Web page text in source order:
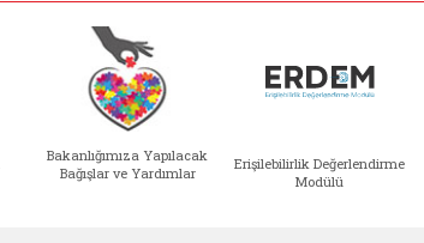
Bakanlığımıza Yapılacak
Bağışlar ve Yardımlar
Erişilebilirlik Değerlendirme
Modülü